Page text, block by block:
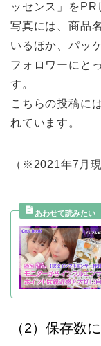
ッセンス」をPR
写真には、商品
いるほか、パッ
フォロワーにと
す。
こちらの投稿に
れています。
（※2021年7月現
（2）保存数